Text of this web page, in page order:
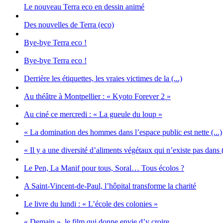
Le nouveau Terra eco en dessin animé
Des nouvelles de Terra (eco)
Bye-bye Terra eco !
Bye-bye Terra eco !
Derrière les étiquettes, les vraies victimes de la (...)
Au théâtre à Montpellier : « Kyoto Forever 2 »
Au ciné ce mercredi : « La gueule du loup »
« La domination des hommes dans l’espace public est nette (...)
« Il y a une diversité d’aliments végétaux qui n’existe pas dans
Le Pen, La Manif pour tous, Soral… Tous écolos ?
A Saint-Vincent-de-Paul, l’hôpital transforme la charité
Le livre du lundi : « L’école des colonies »